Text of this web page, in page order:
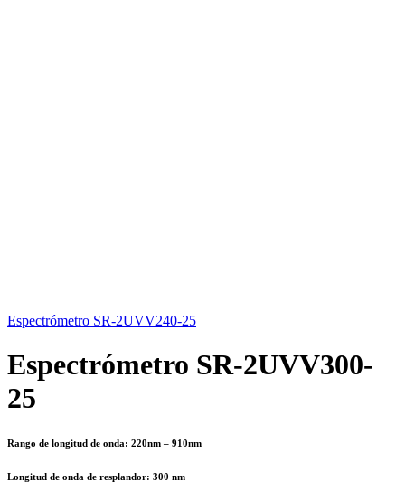
Espectrómetro SR-2UVV240-25
Espectrómetro SR-2UVV300-
25
Rango de longitud de onda: 220nm – 910nm
Longitud de onda de resplandor: 300 nm